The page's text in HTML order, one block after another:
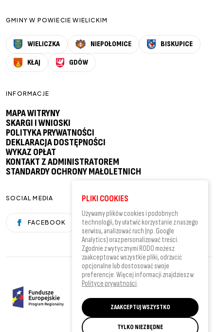
GMINY W POWIECIE WIELICKIM
WIELICZKA NIEPOŁOMICE
BISKUPICE
KŁAJ
GDÓW
INFORMACJE
MAPA WITRYNY
SKARGI I WNIOSKI
POLITYKA PRYWATNOŚCI
DEKLARACJA DOSTĘPNOŚCI
WYKAZ OPŁAT
KONTAKT Z ADMINISTRATOREM
STANDARDY OCHRONY MAŁOLETNICH
SOCIAL MEDIA
FACEBOOK YOUTUBE
PLIKI COOKIES
Używamy plików cookies i podobnych
technologii, by ułatwić korzystanie z naszego
serwisu, analizować ruch (np. Google
Analytics) oraz personalizować treści.
Zgodnie z wytycznymi RODO możesz
zaakceptować wszystkie pliki, odrzucić
opcjonalne lub dostosować swoje
preferencje. Więcej informacji znajdziesz w
Polityce prywatności.
ZAAKCEPTUJ WSZYSTKO
TYLKO NIEZBĘDNE